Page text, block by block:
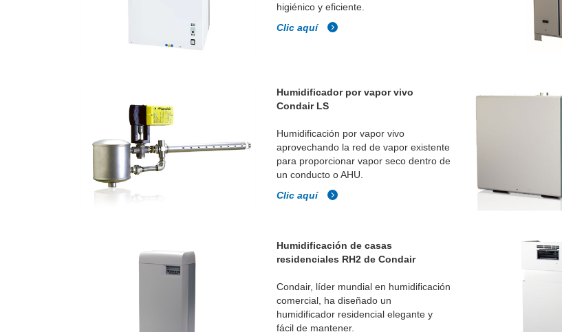
higiénico y eficiente.
Clic aquí
Humidificador por vapor vivo
Condair LS
Humidificación por vapor vivo
aprovechando la red de vapor existente
para proporcionar vapor seco dentro de
un conducto o AHU.
Clic aquí
Humidificación de casas
residenciales RH2 de Condair
Condair, líder mundial en humidificación
comercial, ha diseñado un
humidificador residencial elegante y
fácil de mantener.